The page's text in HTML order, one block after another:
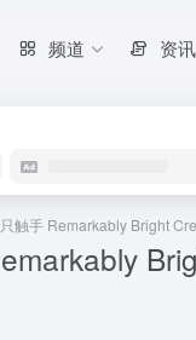
频道 资讯
触手 Remarkably Bright